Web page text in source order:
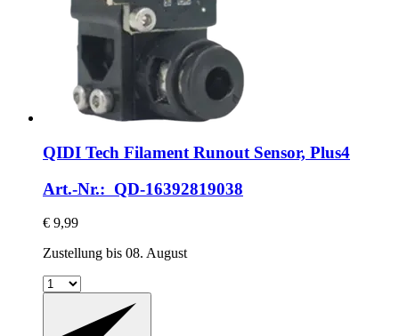
QIDI Tech Filament Runout Sensor, Plus4
Art.-Nr.: QD-16392819038
€ 9,99
Zustellung bis 08. August